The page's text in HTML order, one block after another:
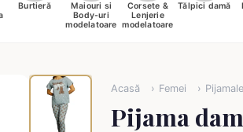
Burtieră
Maiouri si
Body-uri
modelatoare
Corsete &
Lenjerie
modelatoare
Tălpici damă
Acasă Femei
Pijama